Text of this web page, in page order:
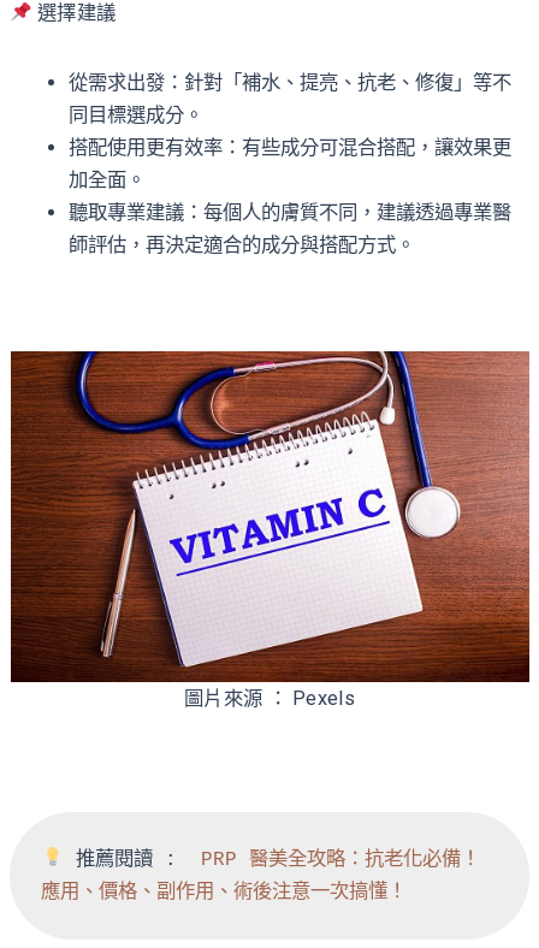
選擇建議
從需求出發：針對「補水、提亮、抗老、修復」等不
同目標選成分。
搭配使用更有效率：有些成分可混合搭配，讓效果更
加全面。
聽取專業建議：每個人的膚質不同，建議透過專業醫
師評估，再決定適合的成分與搭配方式。
圖片來源 ： Pexels
推薦閱讀 :
PRP 醫美全攻略：抗老化必備！
應用、價格、副作用、術後注意一次搞懂！